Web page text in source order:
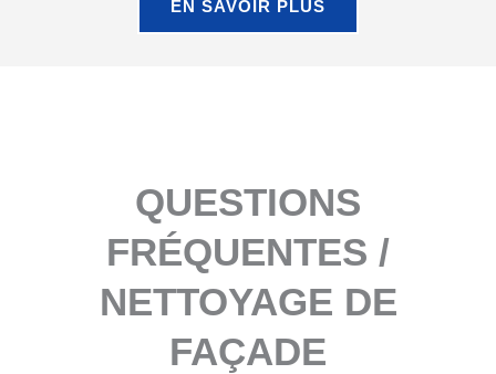
EN SAVOIR PLUS
QUESTIONS
FRÉQUENTES /
NETTOYAGE DE
FAÇADE